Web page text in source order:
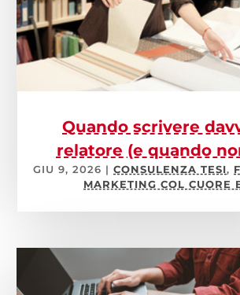
Quando scrivere
relatore (e quando
GIU 9, 2026 | CONSULENZA TESI,
MARKETING COL CUORE